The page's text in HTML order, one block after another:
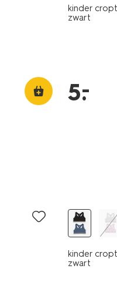
kinder
zwart
5.
–
kinder
zwart